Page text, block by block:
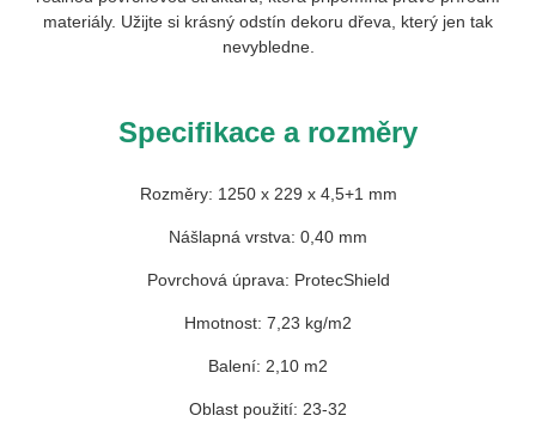
materiály. Užijte si krásný odstín dekoru dřeva, který jen tak
nevybledne.
Specifikace a rozměry
Rozměry: 1250 x 229 x 4,5+1 mm
Nášlapná vrstva: 0,40 mm
Povrchová úprava: ProtecShield
Hmotnost: 7,23 kg/m2
Balení: 2,10 m2
Oblast použití: 23-32